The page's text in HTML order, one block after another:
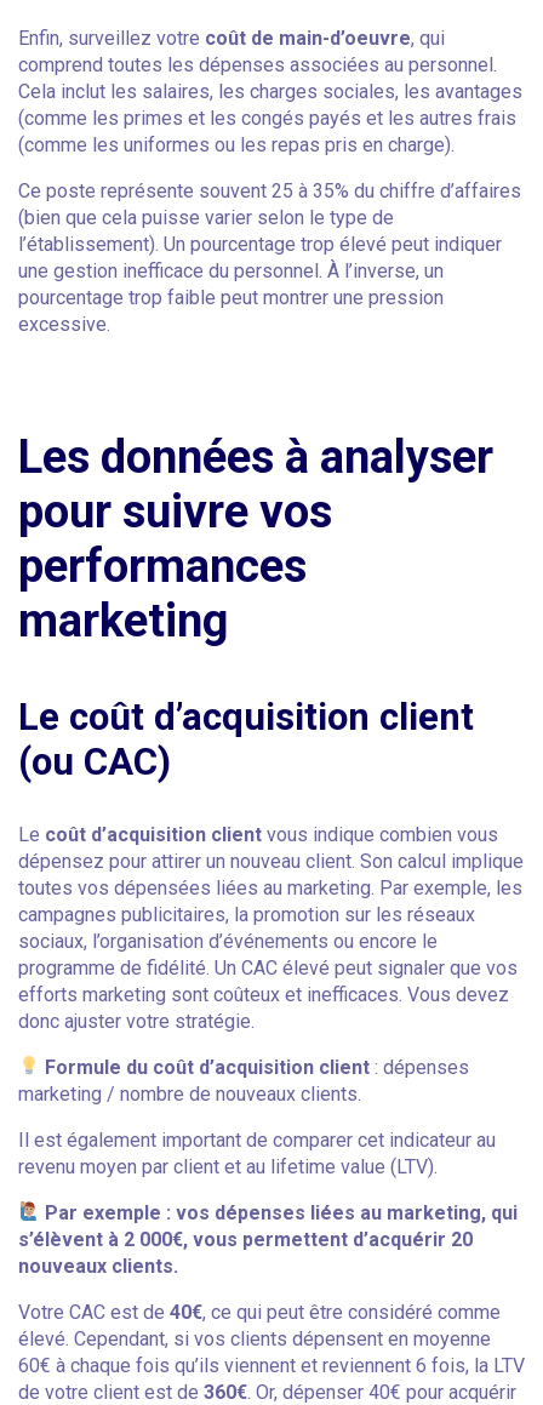
Enfin, surveillez votre coût de main-d’oeuvre, qui
comprend toutes les dépenses associées au personnel.
Cela inclut les salaires, les charges sociales, les avantages
(comme les primes et les congés payés et les autres frais
(comme les uniformes ou les repas pris en charge).
Ce poste représente souvent 25 à 35% du chiffre d’affaires
(bien que cela puisse varier selon le type de
l’établissement). Un pourcentage trop élevé peut indiquer
une gestion inefficace du personnel. À l’inverse, un
pourcentage trop faible peut montrer une pression
excessive.
Les données à analyser
pour suivre vos
performances
marketing
Le coût d’acquisition client
(ou CAC)
Le coût d’acquisition client vous indique combien vous
dépensez pour attirer un nouveau client. Son calcul implique
toutes vos dépensées liées au marketing. Par exemple, les
campagnes publicitaires, la promotion sur les réseaux
sociaux, l’organisation d’événements ou encore le
programme de fidélité. Un CAC élevé peut signaler que vos
efforts marketing sont coûteux et inefficaces. Vous devez
donc ajuster votre stratégie.
Formule du coût d’acquisition client : dépenses
marketing / nombre de nouveaux clients.
Il est également important de comparer cet indicateur au
revenu moyen par client et au lifetime value (LTV).
Par exemple : vos dépenses liées au marketing, qui
s’élèvent à 2 000€, vous permettent d’acquérir 20
nouveaux clients.
Votre CAC est de 40€, ce qui peut être considéré comme
élevé. Cependant, si vos clients dépensent en moyenne
60€ à chaque fois qu’ils viennent et reviennent 6 fois, la LTV
de votre client est de 360€ . Or, dépenser 40€ pour acquérir